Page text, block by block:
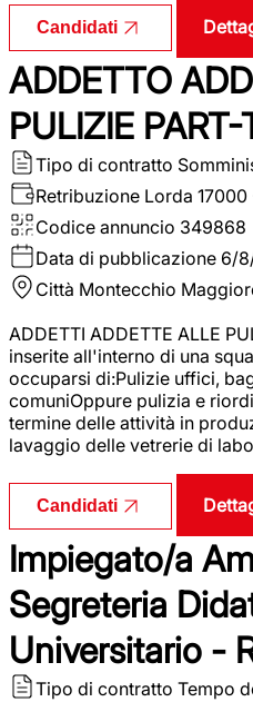
Candidati
ADDETTO
PULIZIE PART-
Tipo di contratto
Retribuzione Lorda 17000
Codice annuncio 349868
Data di pubblicazione 6/
Città Montecchio
ADDETTI ADDETTE ALLE
inserite all'interno di una
occuparsi di:Pulizie uffici,
comuniOppure pulizia e
termine delle attività in
lavaggio delle vetrerie di
Candidati
Impiegato/a
Segreteria
Universitario -
Tipo di contratto Tempo